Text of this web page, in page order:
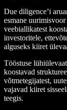
Due diligence’i
esmane
veebiallikatest
investoritele,
alguseks kiiret
Tööstuse
koostavad
võtmetegijatest,
vajavad kiiret
teegis.